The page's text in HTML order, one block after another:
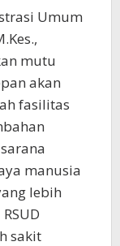
Umum
mutu
akan
fasilitas
manusia
lebih
sakit